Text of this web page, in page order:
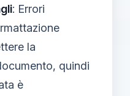
: Errori
la
quindi
è